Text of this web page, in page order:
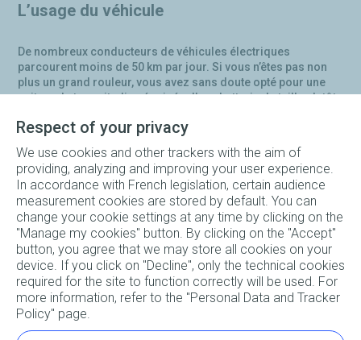
L’usage du véhicule
De nombreux conducteurs de véhicules électriques
parcourent moins de 50 km par jour. Si vous n’êtes pas non
plus un grand rouleur, vous avez sans doute opté pour une
voiture de type citadine équipée d’une batterie de taille plutôt
conviennent et la prise standard de Type 2 vous permettra
d’utiliser n’importe quelle borne publique ou TotalEnergies à
domicile. Si vous n’utilisez votre voiture électrique que très
ponctuellement, une prise renforcée Green’Up peut même
s’avérer suffisante au quotidien.
Rouler à l’électrique n’aura jamais été aussi simple ! Vous
rêvez de parcourir les routes, mais vous cherchez des
réponses à vos questions ? Vitesse de recharge, types de
bornes disponibles, puissance idéale, coût pour recharger sa
voiture électrique… Laissez-vous guider, Charge+ est là pour
Respect of your privacy
We use cookies and other trackers with the aim of
providing, analyzing and improving your user experience.
In accordance with French legislation, certain audience
measurement cookies are stored by default. You can
change your cookie settings at any time by clicking on the
"Manage my cookies" button. By clicking on the "Accept"
button, you agree that we may store all cookies on your
device. If you click on "Decline", only the technical cookies
required for the site to function correctly will be used. For
more information, refer to the "Personal Data and Tracker
Policy" page.